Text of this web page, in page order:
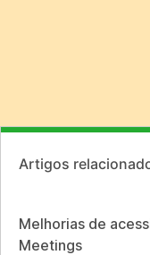
Artigos
Melhorias de
Meetings